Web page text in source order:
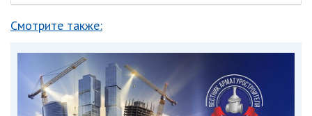
Смотрите также: